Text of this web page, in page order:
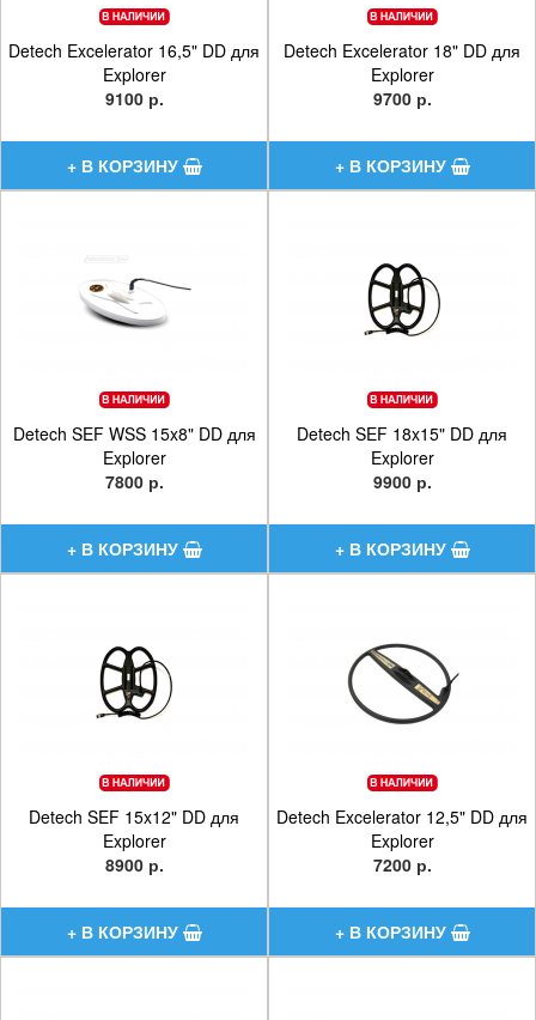
Detech Excelerator 16,5" DD для
Explorer
9100 р.
Detech Excelerator 18" DD для
Explorer
9700 р.
Detech SEF WSS 15x8" DD для
Explorer
7800 р.
Detech SEF 18x15" DD для
Explorer
9900 р.
Detech SEF 15x12" DD для
Explorer
8900 р.
Detech Excelerator 12,5" DD для
Explorer
7200 р.